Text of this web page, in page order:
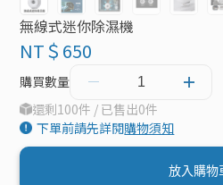
無線式迷你除濕機
NT＄650
購買數量
還剩100件 / 已售出0件
下單前請先詳閱購物須知
放入購物